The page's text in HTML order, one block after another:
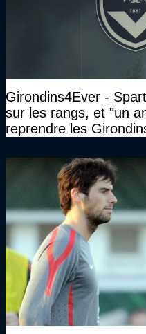
Girondins4Ever -
sur les rangs, et "un
reprendre les